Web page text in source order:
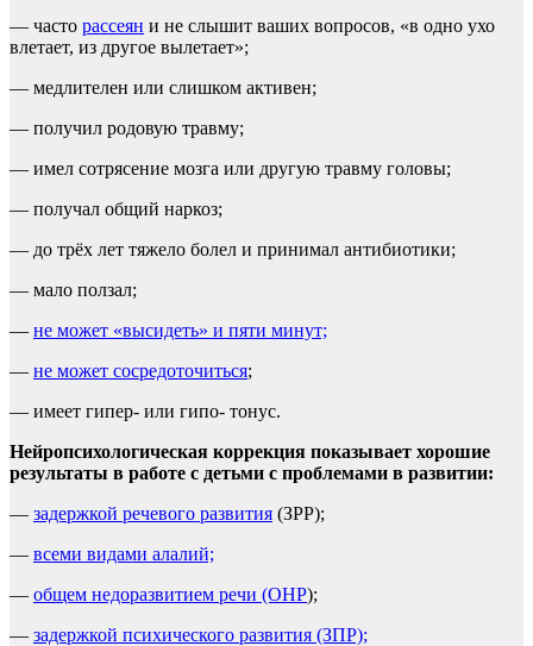
— часто рассеян и не слышит ваших вопросов, «в одно ухо
влетает, из другое вылетает»;
— медлителен или слишком активен;
— получил родовую травму;
— имел сотрясение мозга или другую травму головы;
— получал общий наркоз;
— до трёх лет тяжело болел и принимал антибиотики;
— мало ползал;
— не может «высидеть» и пяти минут;
— не может сосредоточиться;
— имеет гипер- или гипо- тонус.
Нейропсихологическая коррекция показывает хорошие
результаты в работе с детьми с проблемами в развитии:
— задержкой речевого развития (ЗРР);
— всеми видами алалий;
— общем недоразвитием речи (ОНР);
— задержкой психического развития (ЗПР);